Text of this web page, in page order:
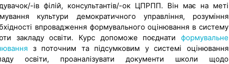
ів філій, консультантів/-ок ЦПРПП. Він має на меті
культури демократичного управління, розуміння
впровадження формувального оцінювання в систему
закладу освіти. Курс допоможе поєднати формувальне
з поточним та підсумковим у системі оцінювання
освіти, проаналізувати документи школи щодо